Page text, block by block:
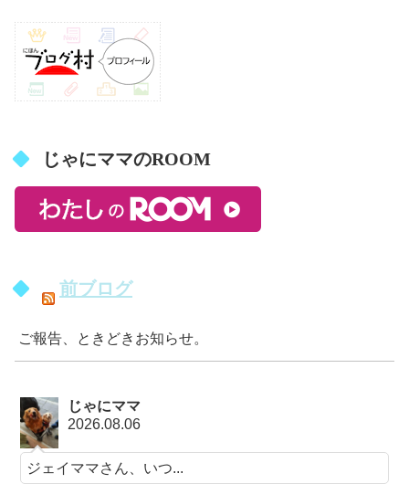
じゃにママのROOM
前ブログ
ご報告、ときどきお知らせ。
じゃにママ
2026.08.06
ジェイママさん、いつ...